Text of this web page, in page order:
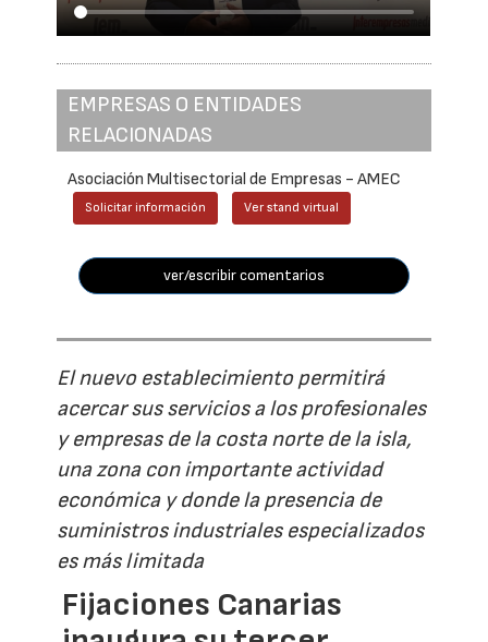
EMPRESAS O ENTIDADES
RELACIONADAS
Asociación Multisectorial de Empresas - AMEC
Solicitar información Ver stand virtual
ver/escribir comentarios
El nuevo establecimiento permitirá
acercar sus servicios a los profesionales
y empresas de la costa norte de la isla,
una zona con importante actividad
económica y donde la presencia de
suministros industriales especializados
es más limitada
Fijaciones Canarias